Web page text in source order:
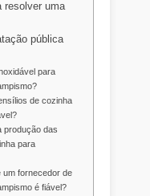
resolver uma
pública
para
de cozinha
produção das
para
um fornecedor de
é fiável?